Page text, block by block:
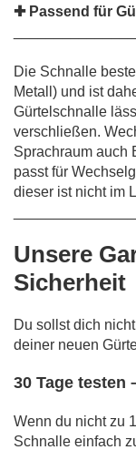
✚ Passend für
Die Schnalle
Metall) und ist
Gürtelschnalle
verschließen.
Sprachraum auch
passt für
dieser ist nicht im
Unsere
Sicherheit
Du sollst dich
deiner neuen
30 Tage testen
Wenn du nicht zu
Schnalle einfach